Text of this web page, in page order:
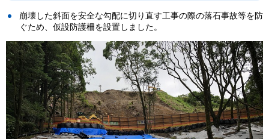
崩壊した斜面を安全な勾配に切り直す工事の際の落石事故等を防
ぐため、仮設防護柵を設置しました。